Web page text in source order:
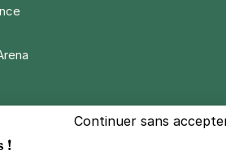
Continuer sans
!